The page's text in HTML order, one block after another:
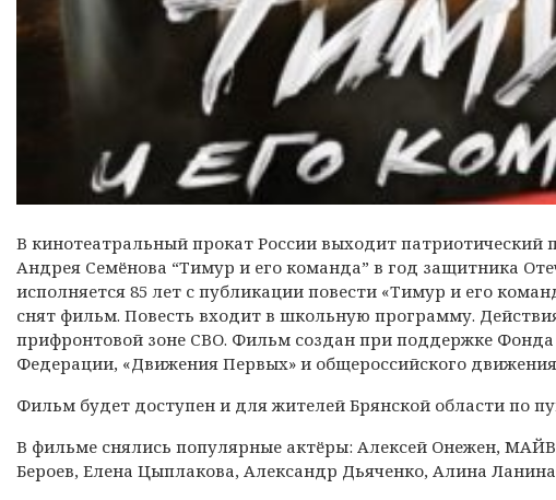
В кинотеатральный прокат России выходит
Андрея Семёнова “Тимур и его команда” в год защитника
исполняется 85 лет с публикации повести «Тимур и его
снят фильм. Повесть входит в школьную программу.
прифронтовой зоне СВО. Фильм создан при поддержке
Федерации, «Движения Первых» и общероссийского
Фильм будет доступен и для жителей Брянской области по
В фильме снялись популярные актёры: Алексей Онежен,
Бероев, Елена Цыплакова, Александр Дьяченко, Алина